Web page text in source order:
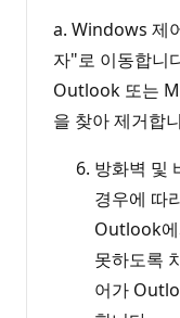
a. Windows 제
자"로 이동합니
Outlook 또는
을 찾아 제거합
방화벽 및
경우에 따
Outlook
못하도록
어가